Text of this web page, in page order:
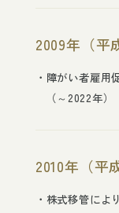
2009年（平
障がい者雇用
（～2022年）
2010年（平
株式移管によ